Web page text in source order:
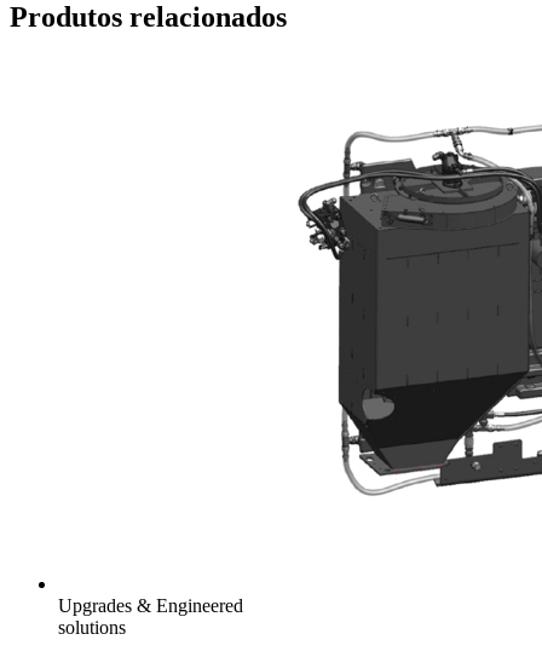
Produtos relacionados
Upgrades & Engineered
solutions